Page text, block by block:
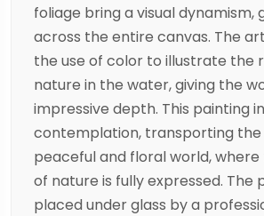
foliage bring a visual dynamism,
across the entire canvas. The
the use of color to illustrate the
nature in the water, giving the
impressive depth. This painting
contemplation, transporting the
peaceful and floral world,
of nature is fully expressed. The
placed under glass by a